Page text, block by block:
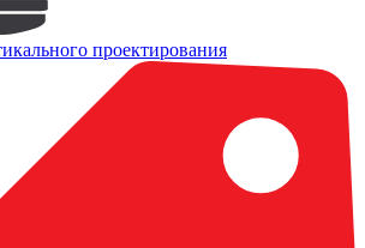
проектирования